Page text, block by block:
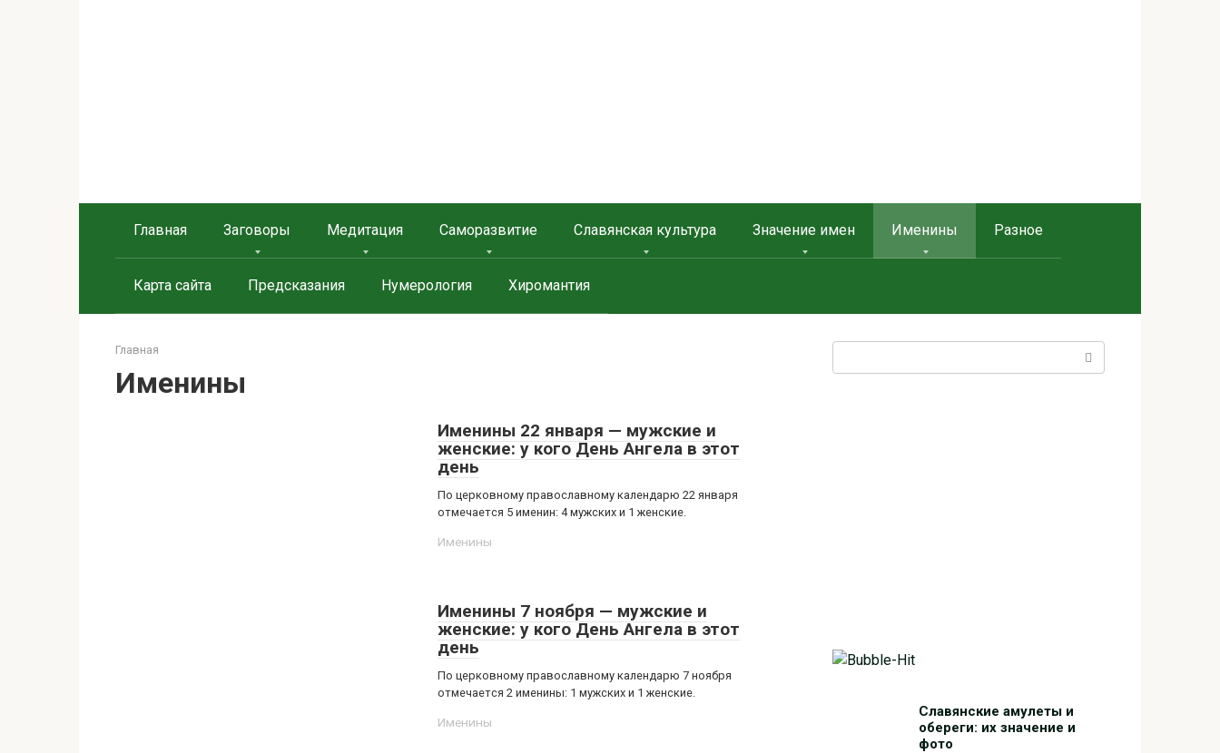
Главная Заговоры Медитация Саморазвитие Славянская культура Значение имен Именины Разное
Карта сайта Предсказания Нумерология Хиромантия
Главная
Именины
Именины 22 января — мужские и
женские: у кого День Ангела в этот
день
По церковному православному календарю 22 января
отмечается 5 именин: 4 мужских и 1 женские.
Именины
Именины 7 ноября — мужские и
женские: у кого День Ангела в этот
день
По церковному православному календарю 7 ноября
отмечается 2 именины: 1 мужских и 1 женские.
Именины
Славянские амулеты и
обереги: их значение и
фото